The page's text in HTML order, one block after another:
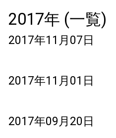
2017年 (一覧)
2017年11月07日
2017年11月01日
2017年09月20日